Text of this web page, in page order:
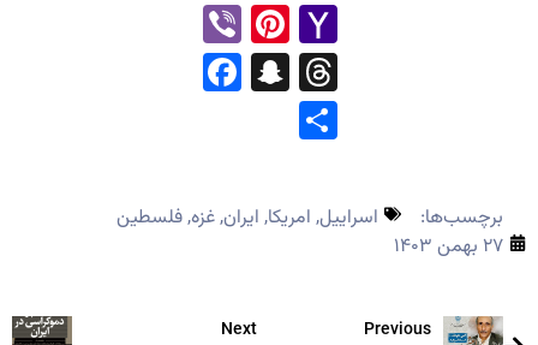
Translate
Yahoo
Mail
Pinterest
Viber
Threads
Snapchat
Facebook
Share
برچسب‌ها: اسراییل,امریکا,ایران,غزه,فلسطین
۲۷ بهمن ۱۴۰۳
Previous
Next